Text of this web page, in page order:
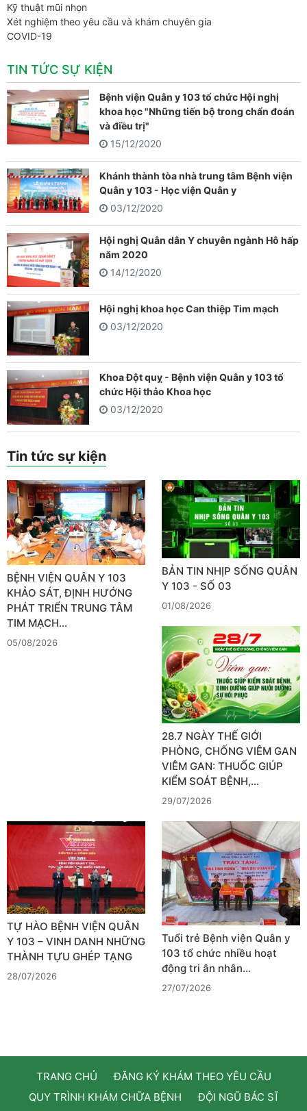
Kỹ thuật mũi nhọn
Xét nghiệm theo yêu cầu và khám chuyên gia
COVID-19
TIN TỨC SỰ KIỆN
Bệnh viện Quân y 103 tổ chức Hội nghị
khoa học "Những tiến bộ trong chẩn đoán
và điều trị"
15/12/2020
Khánh thành tòa nhà trung tâm Bệnh viện
Quân y 103 - Học viện Quân y
03/12/2020
Hội nghị Quân dân Y chuyên ngành Hô hấp
năm 2020
14/12/2020
Hội nghị khoa học Can thiệp Tim mạch
03/12/2020
Khoa Đột quỵ - Bệnh viện Quân y 103 tổ
chức Hội thảo Khoa học
03/12/2020
Tin tức sự kiện
BỆNH VIỆN QUÂN Y 103
KHẢO SÁT, ĐỊNH HƯỚNG
PHÁT TRIỂN TRUNG TÂM
TIM MẠCH…
05/08/2026
BẢN TIN NHỊP SỐNG QUÂN
Y 103 - SỐ 03
01/08/2026
28.7 NGÀY THẾ GIỚI
PHÒNG, CHỐNG VIÊM GAN
VIÊM GAN: THUỐC GIÚP
KIỂM SOÁT BỆNH,…
29/07/2026
TỰ HÀO BỆNH VIỆN QUÂN
Y 103 – VINH DANH NHỮNG
THÀNH TỰU GHÉP TẠNG
28/07/2026
Tuổi trẻ Bệnh viện Quân y
103 tổ chức nhiều hoạt
động tri ân nhân…
27/07/2026
TRANG CHỦ
ĐĂNG KÝ KHÁM THEO YÊU CẦU
QUY TRÌNH KHÁM CHỮA BỆNH
ĐỘI NGŨ BÁC SĨ